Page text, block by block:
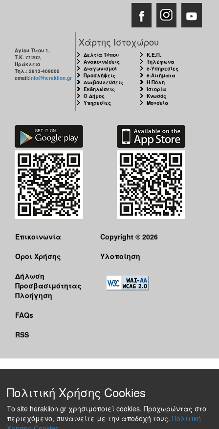
Αγίου Τίτου 1,
Τ.Κ. 71202,
Ηράκλειο
Τηλ.: 2813-409000
email:info@heraklion.gr
Χάρτης Ιστοχώρου
Δελτία Τύπου
Ανακοινώσεις
Διαγωνισμοί
Προσλήψεις
Διαβουλεύσεις
Εκδηλώσεις
Ο Δήμος
Υπηρεσίες
Κ.Ε.Π.
Τηλέφωνα
e-Υπηρεσίες
e-Αιτήματα
Η Πόλη
Ιστορία
Κνωσός
Μουσεία
Επικοινωνία
Όροι Χρήσης
Δήλωση
Προσβασιμότητας
Πλοήγηση
FAQs
RSS
Copyright © 2026
Υλοποίηση
Πολιτική Χρήσης Cookies
Το site heraklion.gr χρησιμοποιεί cookies. Προχωρώντας στο
περιεχόμενο, συναινείτε με την αποδοχή τους. Πολιτική